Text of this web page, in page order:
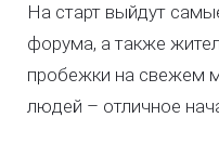
На старт выйдут
форума, а также
пробежки на свежем
людей – отличное